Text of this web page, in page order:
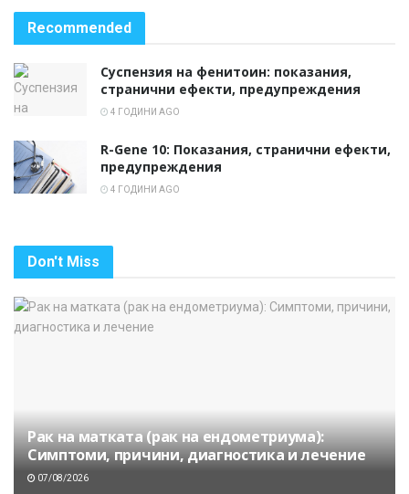
Recommended
Суспензия на фенитоин: показания,
странични ефекти, предупреждения
4 ГОДИНИ AGO
R-Gene 10: Показания, странични ефекти,
предупреждения
4 ГОДИНИ AGO
Don't Miss
Рак на матката (рак на ендометриума):
Симптоми, причини, диагностика и лечение
07/08/2026